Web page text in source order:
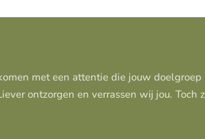
met een attentie die jouw
ontzorgen en verrassen wij jou.